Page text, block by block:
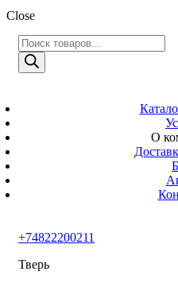
MiraParkЭлектронная
Время
Тверь,
Калинина 3
+74822200211 info@mirapark.ru
Каталог товаров
Close
Поиск
товаров
О
+74822200211
Тверь